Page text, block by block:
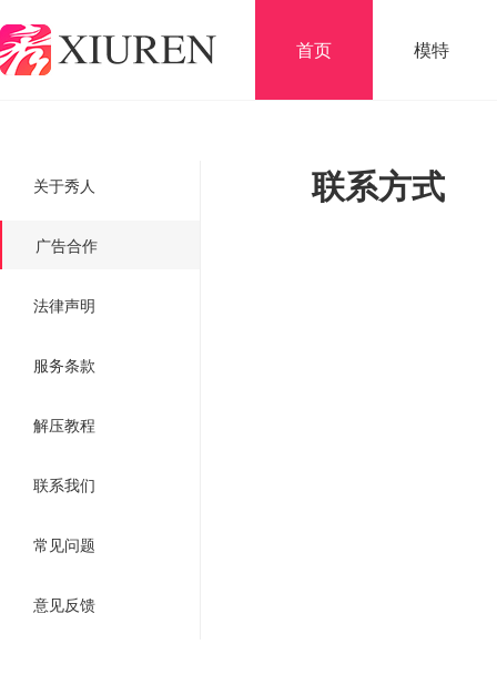
首页 模特
关于秀人
广告合作
法律声明
服务条款
解压教程
联系我们
常见问题
意见反馈
联系方式